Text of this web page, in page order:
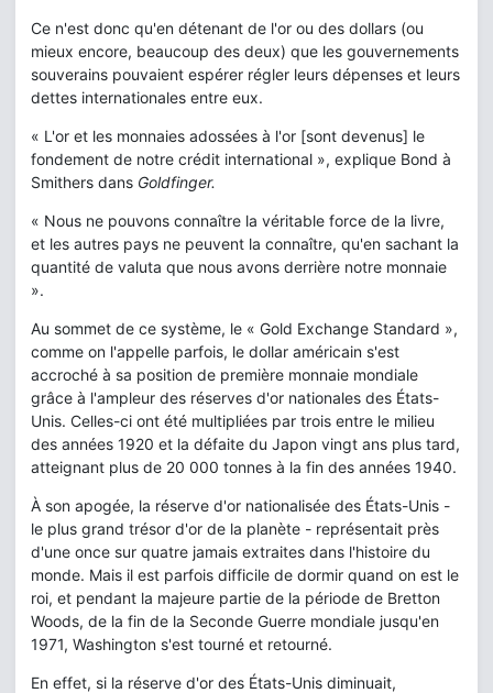
Ce n'est donc qu'en détenant de l'or ou des dollars (ou
mieux encore, beaucoup des deux) que les gouvernements
souverains pouvaient espérer régler leurs dépenses et leurs
dettes internationales entre eux.
« L'or et les monnaies adossées à l'or [sont devenus] le
fondement de notre crédit international », explique Bond à
Smithers dans Goldfinger.
« Nous ne pouvons connaître la véritable force de la livre,
et les autres pays ne peuvent la connaître, qu'en sachant la
quantité de valuta que nous avons derrière notre monnaie
».
Au sommet de ce système, le « Gold Exchange Standard »,
comme on l'appelle parfois, le dollar américain s'est
accroché à sa position de première monnaie mondiale
grâce à l'ampleur des réserves d'or nationales des États-
Unis. Celles-ci ont été multipliées par trois entre le milieu
des années 1920 et la défaite du Japon vingt ans plus tard,
atteignant plus de 20 000 tonnes à la fin des années 1940.
À son apogée, la réserve d'or nationalisée des États-Unis -
le plus grand trésor d'or de la planète - représentait près
d'une once sur quatre jamais extraites dans l'histoire du
monde. Mais il est parfois difficile de dormir quand on est le
roi, et pendant la majeure partie de la période de Bretton
Woods, de la fin de la Seconde Guerre mondiale jusqu'en
1971, Washington s'est tourné et retourné.
En effet, si la réserve d'or des États-Unis diminuait,